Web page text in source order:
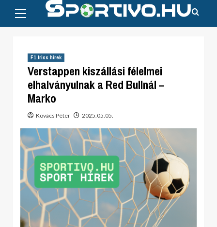
content
Menu
F1 friss hírek
Verstappen kiszállási félelmei
elhalványulnak a Red Bullnál –
Marko
Kovács Péter 2025.05.05.